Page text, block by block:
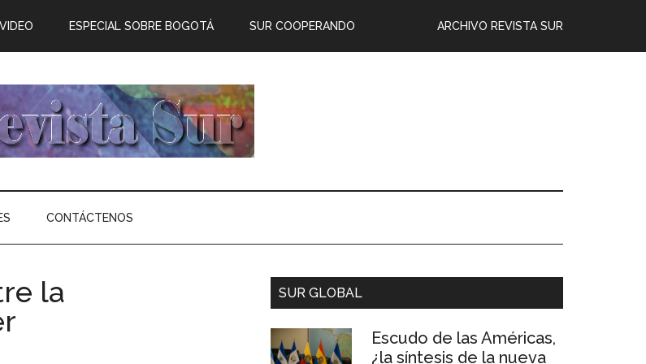
ARCHIVO REVISTA SUR
VIDEO ESPECIAL SOBRE BOGOTÁ SUR COOPERANDO
CONTÁCTENOS
la
SUR GLOBAL
Escudo de las Américas,
¿la síntesis de la nueva